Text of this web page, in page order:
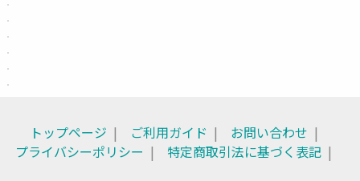
トップページ ご利用ガイド
お問い合わせ
プライバシーポリシー
特定商取引法に基づく表記